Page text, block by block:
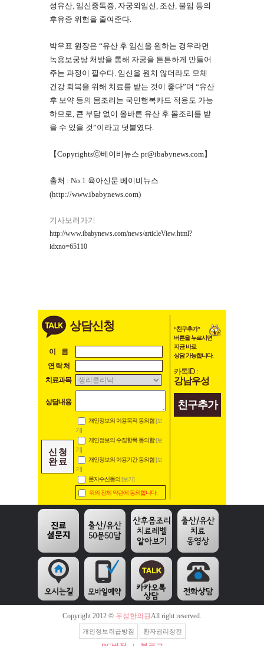
성유산, 임신중독증, 자궁외임신, 조산, 불임 등의
후유증 위험을 줄여준다.
박우표 원장은 “유산 후 임신을 원하는 경우라면
녹용보궁탕 처방을 통해 자궁을 튼튼하게 만들어
주는 과정이 필수다. 임신을 원치 않더라도 모체
건강 회복을 위해 치료를 받는 것이 좋다”며 “유산
후 보약 등의 몸조리는 국민행복카드 적용도 가능
하므로, 큰 부담 없이 올바른 유산 후 몸조리를 받
을 수 있을 것”이라고 덧붙였다.
【Copyrightsⓒ베이비뉴스 pr@ibabynews.com】
출처 : No.1 육아신문 베이비뉴스
(http://www.ibabynews.com)
기사보러가기
http://www.ibabynews.com/news/articleView.html?
idxno=65110
상담신청
이 름
연 락 처
치료과목
상담내용
신 청
완 료
개인정보의 이용목적 동의함[보
기]
개인정보의 수집항목 동의함[보
기]
개인정보의 이용기간 동의함[보
기]
문자수신동의 [보기]
위의 전체 약관에 동의합니다.
“친구추가”
버튼을 누르시면
지금 바로
상담 가능합니다.
카톡ID :
강남우성
친구추가
Copyright 2012 © 우성한의원All right reserved.
개인정보취급방침 환자권리장전